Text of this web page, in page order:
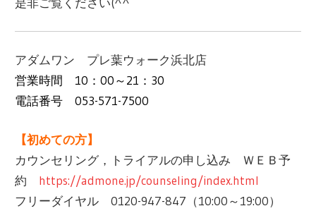
アダムワン プレ葉ウォーク浜北店
営業時間 10：00～21：30
電話番号 053-571-7500
【初めての方】
カウンセリング，トライアルの申し込み ＷＥＢ予
約 https://admone.jp/counseling/index.html
フリーダイヤル ‪0120-947-847（10:00～19:00）‬‬